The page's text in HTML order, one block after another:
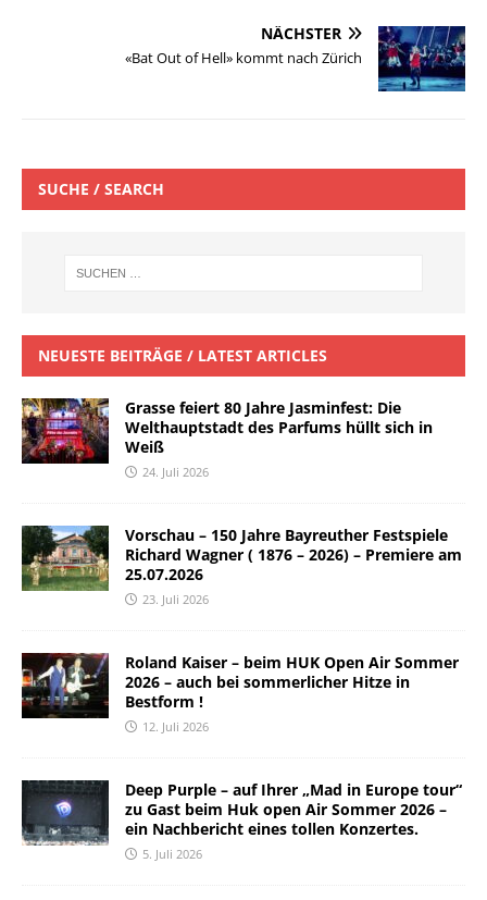
NÄCHSTER
«Bat Out of Hell» kommt nach Zürich
SUCHE / SEARCH
NEUESTE BEITRÄGE / LATEST ARTICLES
Grasse feiert 80 Jahre Jasminfest: Die
Welthauptstadt des Parfums hüllt sich in
Weiß
24. Juli 2026
Vorschau – 150 Jahre Bayreuther Festspiele
Richard Wagner ( 1876 – 2026) – Premiere am
25.07.2026
23. Juli 2026
Roland Kaiser – beim HUK Open Air Sommer
2026 – auch bei sommerlicher Hitze in
Bestform !
12. Juli 2026
Deep Purple – auf Ihrer „Mad in Europe tour“
zu Gast beim Huk open Air Sommer 2026 –
ein Nachbericht eines tollen Konzertes.
5. Juli 2026